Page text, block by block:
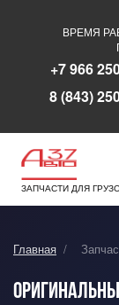
ВРЕМЯ
+7 966
8 (843)
ЗАПЧАСТИ ДЛЯ
Главная /